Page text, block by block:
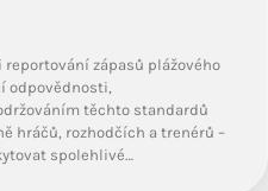
zápasů plážového
odpovědnosti,
těchto standardů
hráčů, rozhodčích a trenérů –
spolehlivé…